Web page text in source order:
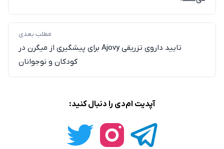
مطلب بعدی
تایید داروی تزریقی Ajovy برای پیشگیری‌ از میگرن در
کودکان و نوجوانان
آپدیت ام‌دی را دنبال کنید: